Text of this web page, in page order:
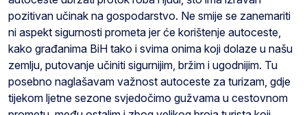
pozitivan učinak na gospodarstvo. Ne smije se zanemariti
ni aspekt sigurnosti prometa jer će korištenje autoceste,
kako građanima BiH tako i svima onima koji dolaze u našu
zemlju, putovanje učiniti sigurnijim, bržim i ugodnijim. Tu
posebno naglašavam važnost autoceste za turizam, gdje
tijekom ljetne sezone svjedočimo gužvama u cestovnom